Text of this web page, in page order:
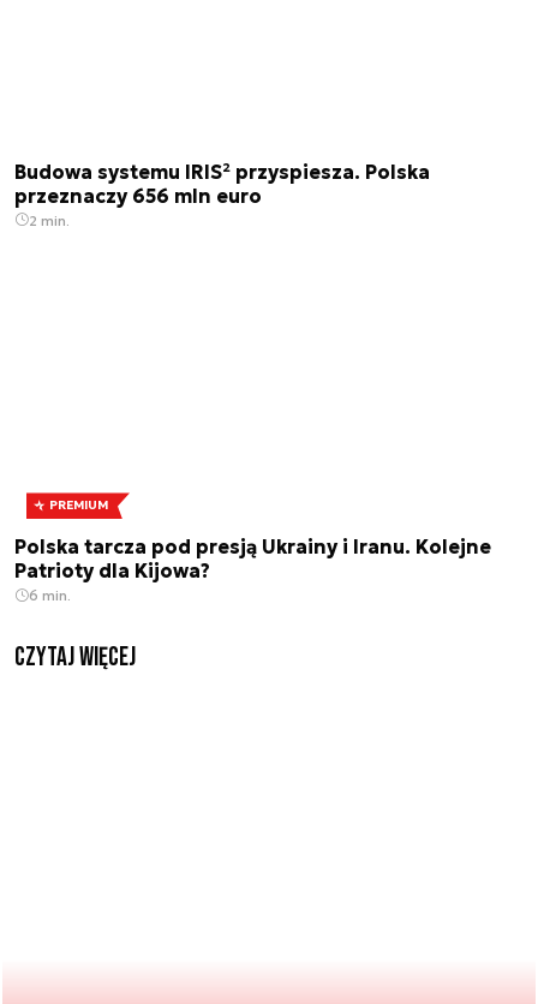
Budowa systemu IRIS² przyspiesza. Polska
przeznaczy 656 mln euro
2 min.
PREMIUM
Polska tarcza pod presją Ukrainy i Iranu. Kolejne
Patrioty dla Kijowa?
6 min.
czytaj więcej